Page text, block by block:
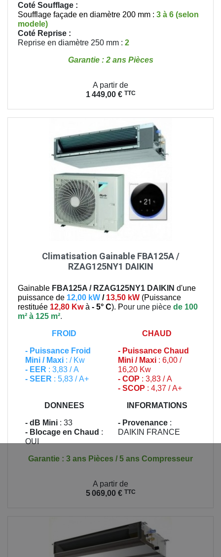
Coté Soufflage :
Soufflage façade en diamètre 200 mm : 3 à 6 (selon
modele)
Coté Reprise :
Reprise en diamètre 250 mm : 2
Garantie : 2 ans Pièces
A partir de
1 449,00 € TTC
Climatisation Gainable FBA125A /
RZAG125NY1 DAIKIN
Gainable FBA125A / RZAG125NY1 DAIKIN d'une
puissance de 12,00 kW / 13,50 kW (Puissance
restituée 12,80 Kwà - 5° C). Pour une pièce de 100
m² à 125 m².
FROID
- Puissance Froid
Mini / Maxi : / Kw
- EER : 3,83 / A
- SEER : 5,83 / A+
CHAUD
- Puissance Chaud
Mini / Maxi : 6,00 /
16,20 Kw
- COP : 3,83 / A
- SCOP : 4,37 / A+
DONNEES
- dB Mini : 33
- Blocage en Chaud :
OUI
INFORMATIONS
- Provenance :
DAIKIN FRANCE
Garantie : 3 ans Pièces / 5 ans Compresseur
A partir de
5 069,00 € TTC